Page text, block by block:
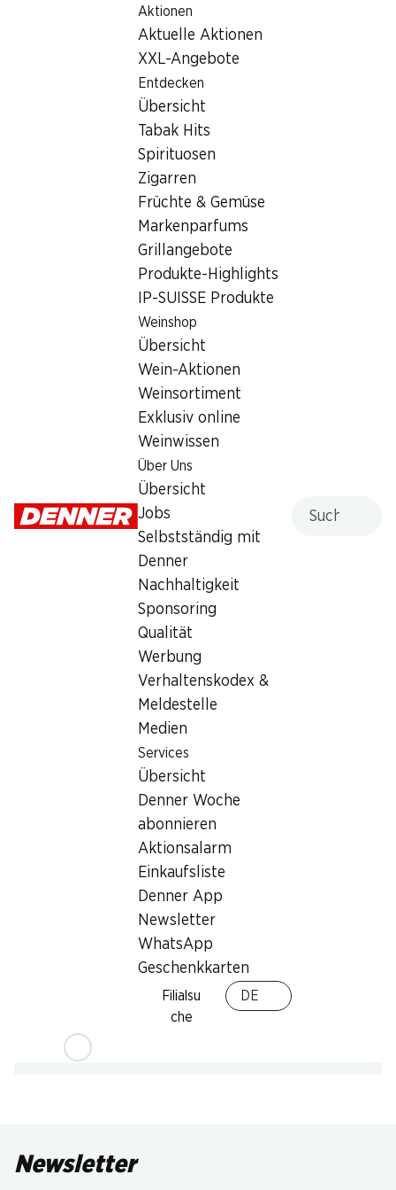
Aktionen
Aktuelle Aktionen
XXL-Angebote
Entdecken
Übersicht
Tabak Hits
Spirituosen
Zigarren
Früchte & Gemüse
Markenparfums
Grillangebote
Produkte-Highlights
IP-SUISSE Produkte
Weinshop
Übersicht
Wein-Aktionen
Weinsortiment
Exklusiv online
Weinwissen
Über Uns
Übersicht
Jobs
Selbstständig mit
Denner
Nachhaltigkeit
Sponsoring
Qualität
Werbung
Verhaltenskodex &
Meldestelle
Medien
Services
Übersicht
Denner Woche
abonnieren
Aktionsalarm
Einkaufsliste
Denner App
Newsletter
WhatsApp
Geschenkkarten
Filialsu
che
DE
Filialsuche
Denner Filiale Feldstrasse 6, 8853 Lachen SZ
8853 Lachen SZ, Obersee
Center Lachen
Feldstrasse 6, 8853 Lachen SZ
Zur Wegbeschreibung
Öffnungszeiten
Dienstag
Besondere Öffnungszeiten
Geschlossen
Bargeldbezug mit Post - / M-Card
Newsletter